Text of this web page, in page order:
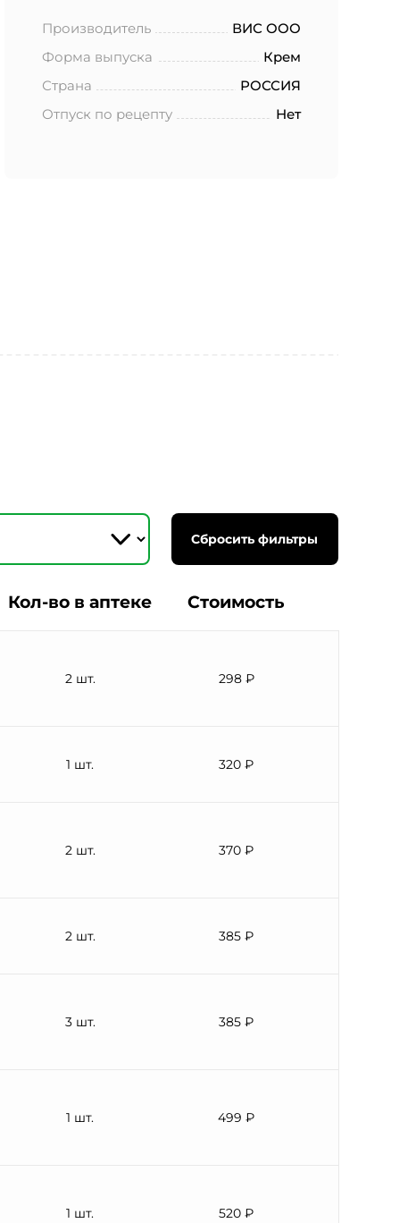
Производитель
ВИС ООО
Форма выпуска
Крем
Страна
РОССИЯ
Отпуск по рецепту
Нет
Сбросить фильтры
Кол-во в аптеке Стоимость
2 шт. 298 ₽
1 шт. 320 ₽
2 шт. 370 ₽
2 шт. 385 ₽
3 шт. 385 ₽
1 шт. 499 ₽
1 шт. 520 ₽
моих
года